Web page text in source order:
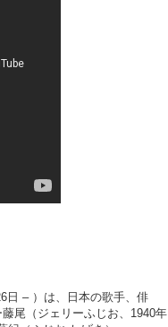
日 – ）は、日本の歌手、俳
尾（ジェリーふじお、1940年